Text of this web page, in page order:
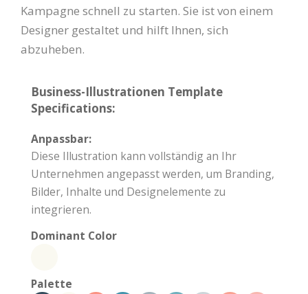
Kampagne schnell zu starten. Sie ist von einem
Designer gestaltet und hilft Ihnen, sich
abzuheben.
Business-Illustrationen Template
Specifications:
Anpassbar:
Diese Illustration kann vollständig an Ihr
Unternehmen angepasst werden, um Branding,
Bilder, Inhalte und Designelemente zu
integrieren.
Dominant Color
Palette